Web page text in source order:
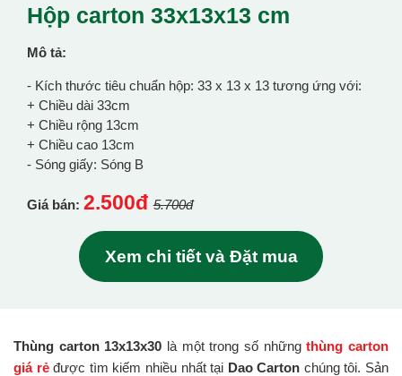
Hộp carton 33x13x13 cm
Mô tả:
- Kích thước tiêu chuẩn hộp: 33 x 13 x 13 tương ứng với:
+ Chiều dài 33cm
+ Chiều rộng 13cm
+ Chiều cao 13cm
- Sóng giấy: Sóng B
Giá bán: 2.500đ 5.700đ
Xem chi tiết và Đặt mua
Thùng carton 13x13x30 là một trong số nhữngthùng carton
giá rẻđược tìm kiếm nhiều nhất tại Dao Carton chúng tôi. Sản